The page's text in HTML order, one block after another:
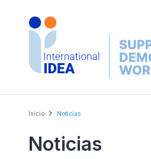
Breadcrumb
Inicio Noticias
Noticias